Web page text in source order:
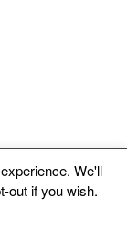
We'll
out if you wish.